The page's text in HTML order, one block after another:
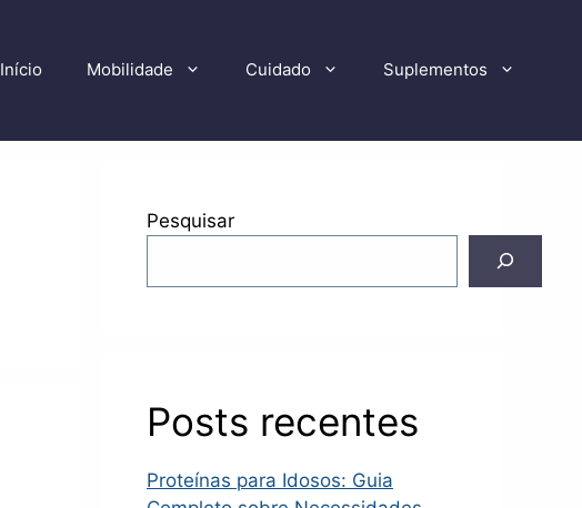
Início Mobilidade Cuidado Suplementos
Pesquisar
Posts recentes
Proteínas para Idosos: Guia